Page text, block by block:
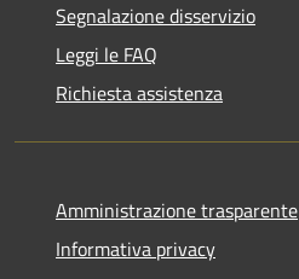
Segnalazione disservizio
Leggi le FAQ
Richiesta assistenza
Amministrazione trasparente
Informativa privacy